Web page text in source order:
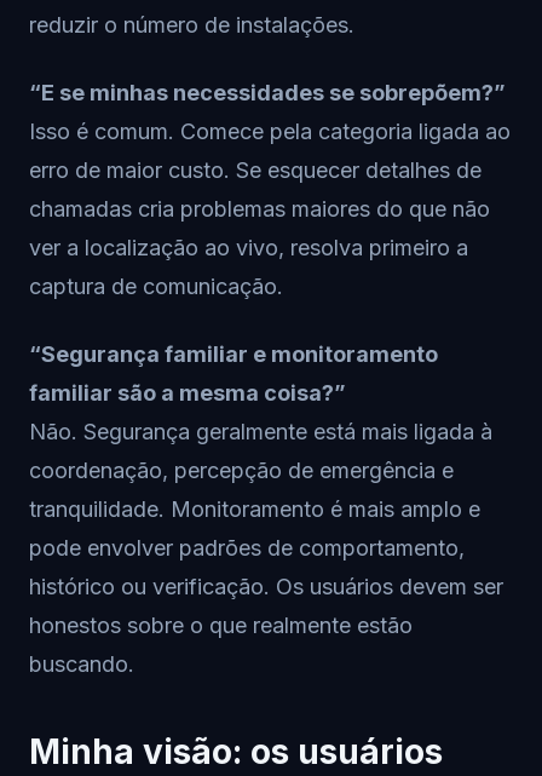
reduzir o número de instalações.
“E se minhas necessidades se sobrepõem?”
Isso é comum. Comece pela categoria ligada ao
erro de maior custo. Se esquecer detalhes de
chamadas cria problemas maiores do que não
ver a localização ao vivo, resolva primeiro a
captura de comunicação.
“Segurança familiar e monitoramento
familiar são a mesma coisa?”
Não. Segurança geralmente está mais ligada à
coordenação, percepção de emergência e
tranquilidade. Monitoramento é mais amplo e
pode envolver padrões de comportamento,
histórico ou verificação. Os usuários devem ser
honestos sobre o que realmente estão
buscando.
Minha visão: os usuários